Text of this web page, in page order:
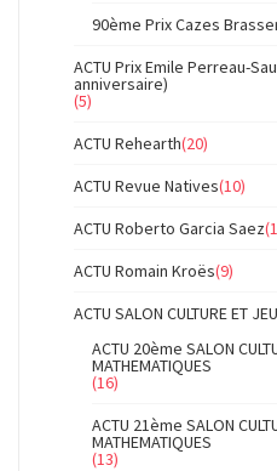
90ème Prix Cazes
ACTU Prix Emile Perreau-
anniversaire)
(5)
ACTU Rehearth(20)
ACTU Revue Natives(10)
ACTU Roberto Garcia Saez
ACTU Romain Kroës(9)
ACTU SALON CULTURE ET
ACTU 20ème SALON
MATHEMATIQUES
(16)
ACTU 21ème SALON
MATHEMATIQUES
(13)